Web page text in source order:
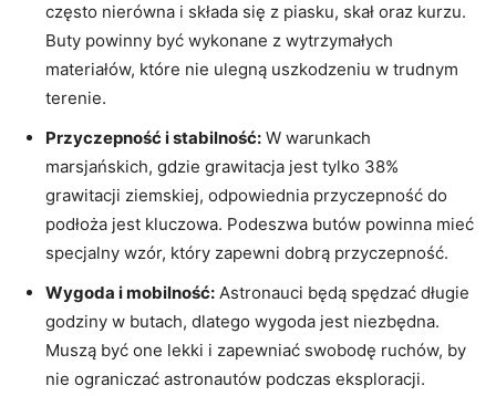
często nierówna i składa się z piasku, skał oraz kurzu.
Buty powinny być wykonane z wytrzymałych
materiałów, które nie ulegną uszkodzeniu w trudnym
terenie.
Przyczepność i stabilność: W warunkach
marsjańskich, gdzie grawitacja jest tylko 38%
grawitacji ziemskiej, odpowiednia przyczepność do
podłoża jest kluczowa. Podeszwa butów powinna mieć
specjalny wzór, który zapewni dobrą przyczepność.
Wygoda i mobilność: Astronauci będą spędzać długie
godziny w butach, dlatego wygoda jest niezbędna.
Muszą być one lekki i zapewniać swobodę ruchów, by
nie ograniczać astronautów podczas eksploracji.